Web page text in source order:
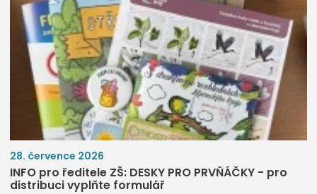
28. července 2026
INFO pro ředitele ZŠ: DESKY PRO PRVŇÁČKY - pro
distribuci vyplňte formulář